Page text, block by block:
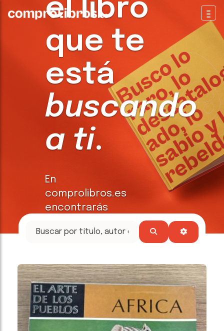
el libro
que te
está
buscando
a ti.
En
comprolibros.es
encontrarás
tesoros